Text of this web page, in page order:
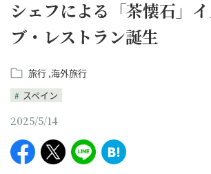
シェフによる「茶懐石」イ
ブ・レストラン誕生
旅行 海外旅行
スペイン
2025/5/14